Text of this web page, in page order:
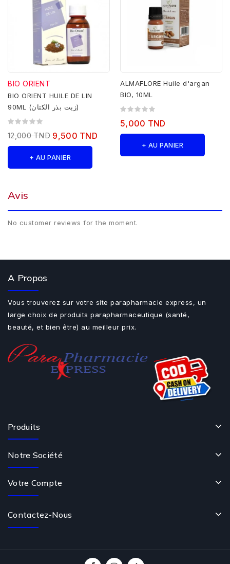
BIO ORIENT
BIO ORIENT HUILE DE LIN
90ML (زيت بذر الكتان)
12,000 TND 9,500 TND
+ AU PANIER
ALMAFLORE Huile d'argan
BIO, 10ML
5,000 TND
+ AU PANIER
Avis
No customer reviews for the moment.
A Propos
Vous trouverez sur votre site parapharmacie express, un
large choix de produits parapharmaceutique (santé,
beauté, et bien être) au meilleur prix.
Produits
Notre Société
Votre Compte
Contactez-Nous